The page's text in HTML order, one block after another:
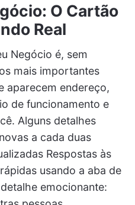
O Cartão
Real
Negócio é, sem
mais importantes
aparecem endereço,
de funcionamento e
Alguns detalhes
a cada duas
Respostas às
usando a aba de
emocionante: